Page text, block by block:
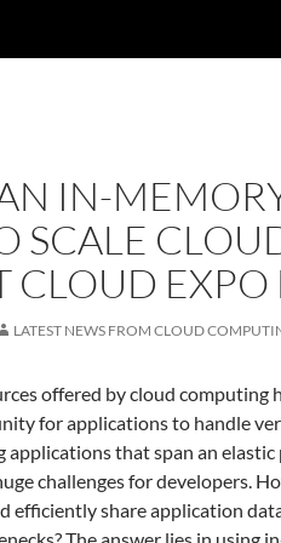
IN-
SCALE
CLOUD EXPO
LATEST NEWS FROM CLOUD
offered by cloud computing
for applications to handle
applications that span an
challenges for developers.
efficiently share application